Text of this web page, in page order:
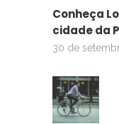
Conheça
cidade da
30 de